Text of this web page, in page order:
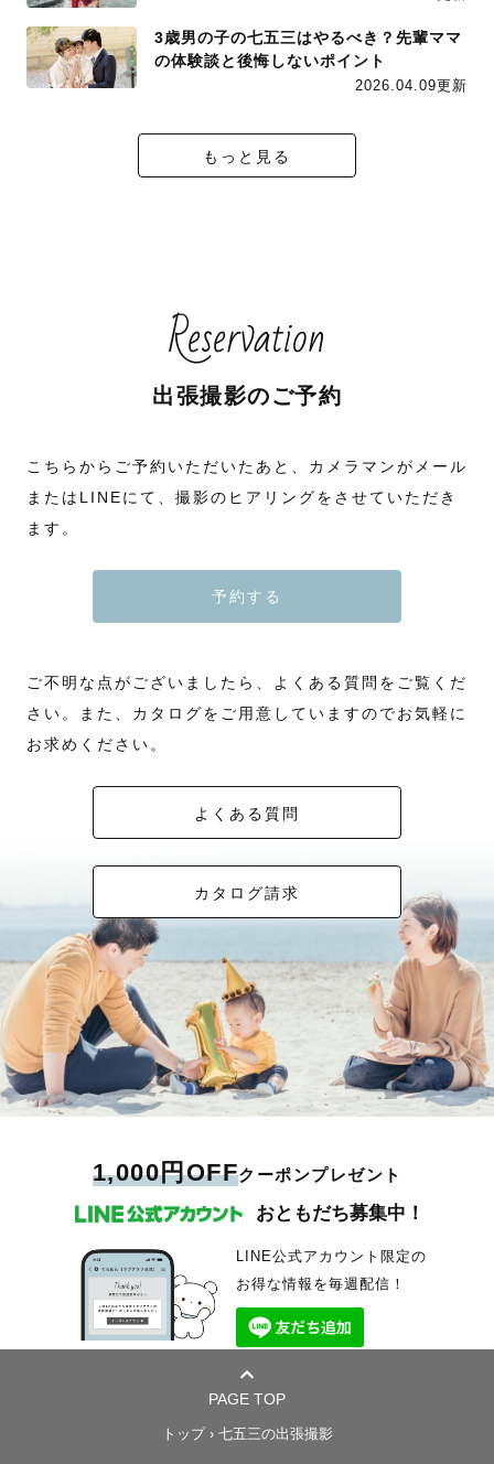
3歳男の子の七五三はやるべき？先輩ママ
の体験談と後悔しないポイント
2026.04.09更新
もっと見る
Reservation
出張撮影のご予約
こちらからご予約いただいたあと、カメラマンがメール
またはLINEにて、撮影のヒアリングをさせていただき
ます。
予約する
ご不明な点がございましたら、よくある質問をご覧くだ
さい。また、カタログをご用意していますのでお気軽に
お求めください。
よくある質問
カタログ請求
1,000円OFFクーポンプレゼント
おともだち募集中！
LINE公式アカウント限定の
お得な情報を毎週配信！
PAGE TOP
トップ› 七五三の出張撮影